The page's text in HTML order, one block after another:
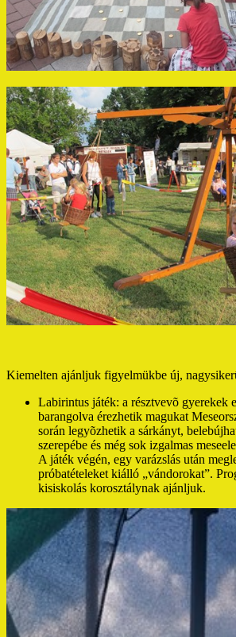
Kiemelten ajánljuk figyelmükbe új,
Labirintus játék: a résztvevõ gyerekek
barangolva érezhetik magukat
során legyõzhetik a sárkányt,
szerepébe és még sok izgalmas
A játék végén, egy varázslás után
próbatételeket kiálló „vándorokat”.
kisiskolás korosztálynak ajánljuk.